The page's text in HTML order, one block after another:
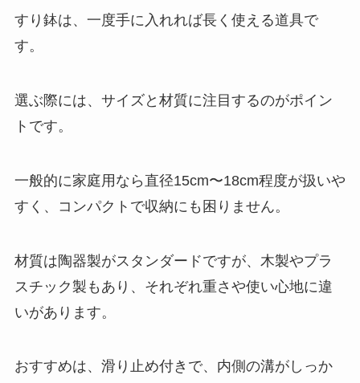
すり鉢は、一度手に入れれば長く使える道具で
す。
選ぶ際には、サイズと材質に注目するのがポイン
トです。
一般的に家庭用なら直径15cm〜18cm程度が扱いや
すく、コンパクトで収納にも困りません。
材質は陶器製がスタンダードですが、木製やプラ
スチック製もあり、それぞれ重さや使い心地に違
いがあります。
おすすめは、滑り止め付きで、内側の溝がしっか